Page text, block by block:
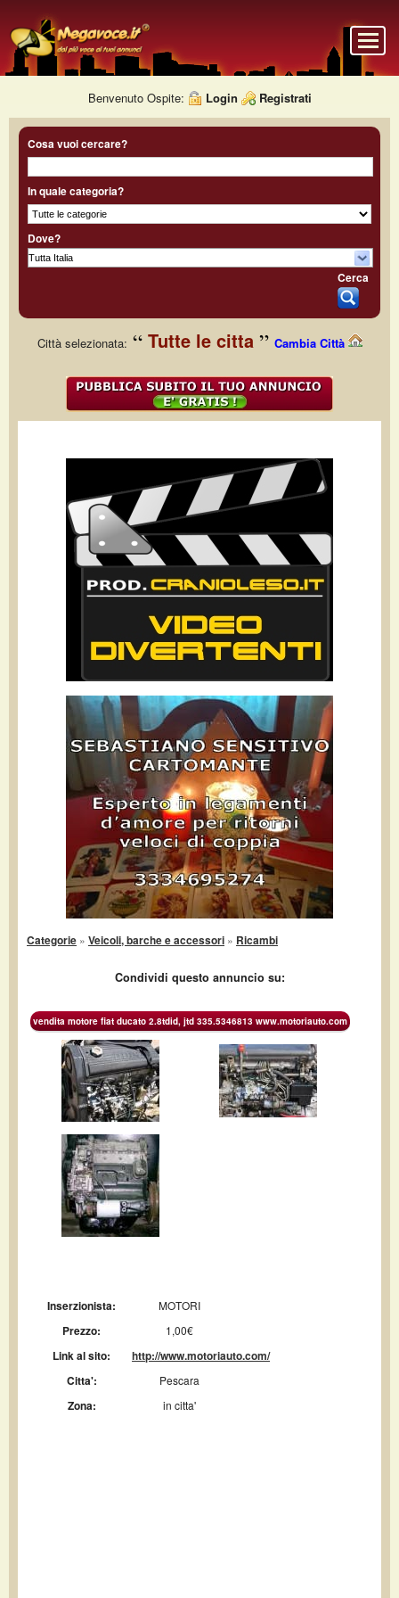
Benvenuto Ospite: Login Registrati
Cosa vuoi cercare?
In quale categoria?
Dove?
Cerca
Città selezionata: Tutte le citta Cambia Città
Categorie » Veicoli, barche e accessori » Ricambi
Condividi questo annuncio su:
vendita motore fiat ducato 2.8tdid, jtd 335.5346813 www.motoriauto.com
Inserzionista: MOTORI
Prezzo: 1,00€
Link al sito:
http://www.motoriauto.com/
Citta':
Pescara
Zona: in citta'